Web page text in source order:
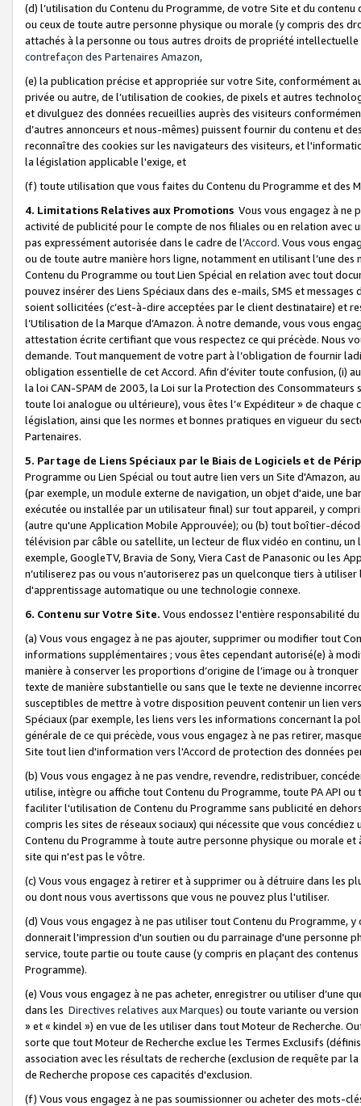
(d) l’utilisation du Contenu du Programme, de votre Site et du
ou ceux de toute autre personne physique ou morale (y compris des
attachés à la personne ou tous autres droits de propriété
contrefaçon des Partenaires Amazon,
(e) la publication précise et appropriée sur votre Site, conformément
privée ou autre, de l’utilisation de cookies, de pixels et autres
et divulguez des données recueillies auprès des visiteurs
d’autres annonceurs et nous-mêmes) puissent fournir du contenu et
reconnaître des cookies sur les navigateurs des visiteurs, et
la législation applicable l'exige, et
(f) toute utilisation que vous faites du Contenu du Programme et des
4. Limitations Relatives aux Promotions Vous vous engagez à ne
activité de publicité pour le compte de nos filiales ou en relation avec
pas expressément autorisée dans le cadre de l’Accord. Vous vous
ou de toute autre manière hors ligne, notamment en utilisant l’une
Contenu du Programme ou tout Lien Spécial en relation avec tout
pouvez insérer des Liens Spéciaux dans des e-mails, SMS et
soient sollicitées (c’est-à-dire acceptées par le client destinataire) et
l’Utilisation de la Marque d’Amazon. À notre demande, vous vous
attestation écrite certifiant que vous respectez ce qui précède. Nous
demande. Tout manquement de votre part à l’obligation de fournir
obligation essentielle de cet Accord. Afin d’éviter toute confusion, (i)
la loi CAN-SPAM de 2003, la Loi sur la Protection des
toute loi analogue ou ultérieure), vous êtes l’« Expéditeur » de
législation, ainsi que les normes et bonnes pratiques en vigueur du
Partenaires.
5. Partage de Liens Spéciaux par le Biais de Logiciels et de
Programme ou Lien Spécial ou tout autre lien vers un Site d'Amazon,
(par exemple, un module externe de navigation, un objet d'aide, une
exécutée ou installée par un utilisateur final) sur tout appareil, y
(autre qu'une Application Mobile Approuvée); ou (b) tout boîtier-
télévision par câble ou satellite, un lecteur de flux vidéo en continu,
exemple, GoogleTV, Bravia de Sony, Viera Cast de Panasonic ou les
n’utiliserez pas ou vous n’autoriserez pas un quelconque tiers à
d'apprentissage automatique ou une technologie connexe.
6. Contenu sur Votre Site. Vous endossez l'entière responsabilité
(a) Vous vous engagez à ne pas ajouter, supprimer ou modifier tout
informations supplémentaires ; vous êtes cependant autorisé(e) à
manière à conserver les proportions d’origine de l’image ou à
texte de manière substantielle ou sans que le texte ne devienne
susceptibles de mettre à votre disposition peuvent contenir un lien
Spéciaux (par exemple, les liens vers les informations concernant la
générale de ce qui précède, vous vous engagez à ne pas retirer,
Site tout lien d'information vers l'Accord de protection des données
(b) Vous vous engagez à ne pas vendre, revendre, redistribuer,
utilise, intègre ou affiche tout Contenu du Programme, toute PA API
faciliter l'utilisation de Contenu du Programme sans publicité en
compris les sites de réseaux sociaux) qui nécessite que vous
Contenu du Programme à toute autre personne physique ou morale
site qui n'est pas le vôtre.
(c) Vous vous engagez à retirer et à supprimer ou à détruire dans les
ou dont nous vous avertissons que vous ne pouvez plus l'utiliser.
(d) Vous vous engagez à ne pas utiliser tout Contenu du Programme,
donnerait l'impression d'un soutien ou du parrainage d'une personne
service, toute partie ou toute cause (y compris en plaçant des
Programme).
(e) Vous vous engagez à ne pas acheter, enregistrer ou utiliser d’une
dans les Directives relatives aux Marques) ou toute variante ou
» et « kindel ») en vue de les utiliser dans tout Moteur de Recherche.
sorte que tout Moteur de Recherche exclue les Termes Exclusifs
association avec les résultats de recherche (exclusion de requête
de Recherche propose ces capacités d'exclusion.
(f) Vous vous engagez à ne pas soumissionner ou acheter des mots-